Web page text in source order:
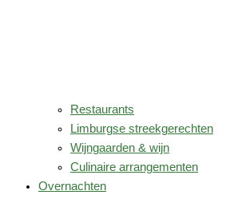
Restaurants
Limburgse streekgerechten
Wijngaarden & wijn
Culinaire arrangementen
Overnachten